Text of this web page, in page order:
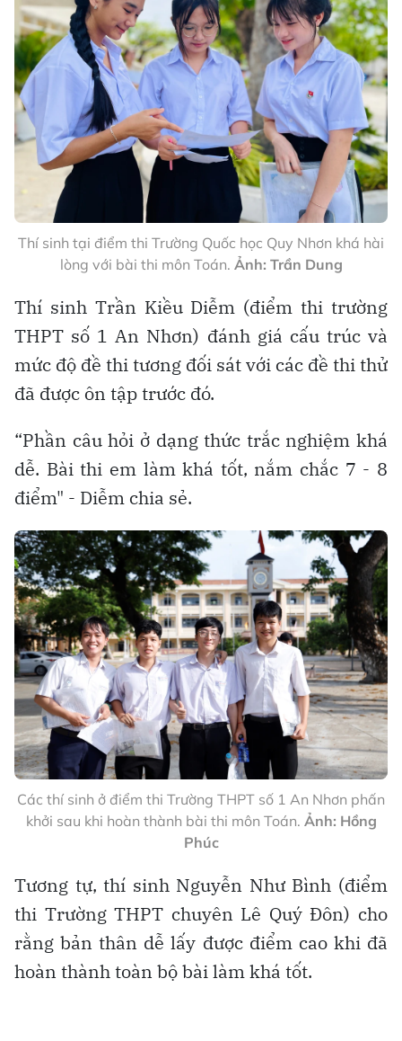
Thí sinh tại điểm thi Trường Quốc học Quy Nhơn khá hài
lòng với bài thi môn Toán. Ảnh: Trần Dung
Thí sinh Trần Kiều Diễm (điểm thi trường
THPT số 1 An Nhơn) đánh giá cấu trúc và
mức độ đề thi tương đối sát với các đề thi thử
đã được ôn tập trước đó.
“Phần câu hỏi ở dạng thức trắc nghiệm khá
dễ. Bài thi em làm khá tốt, nắm chắc 7 - 8
điểm" - Diễm chia sẻ.
Các thí sinh ở điểm thi Trường THPT số 1 An Nhơn phấn
khởi sau khi hoàn thành bài thi môn Toán. Ảnh: Hồng
Phúc
Tương tự, thí sinh Nguyễn Như Bình (điểm
thi Trường THPT chuyên Lê Quý Đôn) cho
rằng bản thân dễ lấy được điểm cao khi đã
hoàn thành toàn bộ bài làm khá tốt.